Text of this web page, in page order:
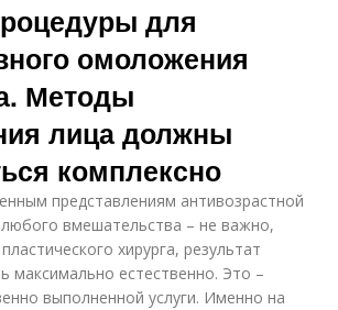
для
омоложения
Методы
лица должны
комплексно
представлениям антивозрастной
вмешательства – не важно,
хирурга, результат
максимально естественно. Это –
выполненной услуги. Именно на